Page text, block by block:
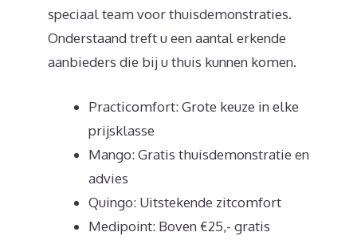
speciaal team voor thuisdemonstraties.
Onderstaand treft u een aantal erkende
aanbieders die bij u thuis kunnen komen.
Practicomfort: Grote keuze in elke
prijsklasse
Mango: Gratis thuisdemonstratie en
advies
Quingo: Uitstekende zitcomfort
Medipoint: Boven €25,- gratis